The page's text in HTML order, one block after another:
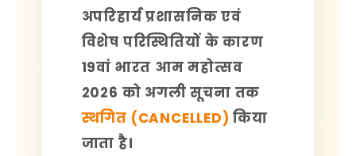
अपरिहार्य प्रशासनिक एवं
विशेष परिस्थितियों के कारण
19वां भारत आम महोत्सव
2026 को अगली सूचना तक
स्थगित (CANCELLED) किया
जाता है।